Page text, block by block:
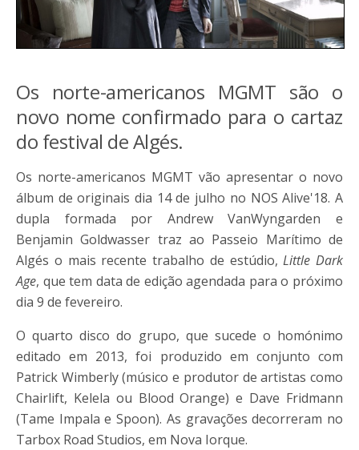
Os norte-americanos MGMT são o
novo nome confirmado para o cartaz
do festival de Algés.
Os norte-americanos MGMT vão apresentar o novo
álbum de originais dia 14 de julho no NOS Alive'18. A
dupla formada por Andrew VanWyngarden e
Benjamin Goldwasser traz ao Passeio Marítimo de
Algés o mais recente trabalho de estúdio,Little Dark
Age, que tem data de edição agendada para o próximo
dia 9 de fevereiro.
O quarto disco do grupo, que sucede o homónimo
editado em 2013, foi produzido em conjunto com
Patrick Wimberly (músico e produtor de artistas como
Chairlift, Kelela ou Blood Orange) e Dave Fridmann
(Tame Impala e Spoon). As gravações decorreram no
Tarbox Road Studios, em Nova Iorque.